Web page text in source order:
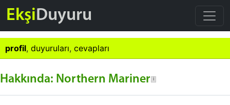
EkşiDuyuru
profil, duyuruları, cevapları
Hakkında: Northern Mariner